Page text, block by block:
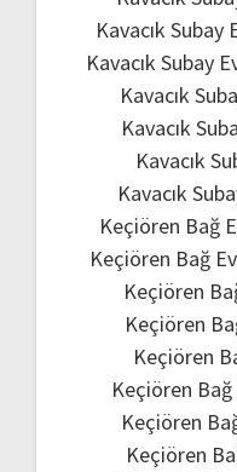
Kavacık Subay
Kavacık Subay
Kavacık
Kavacık
Kavacık
Kavacık
Keçiören Bağ
Keçiören Bağ
Keçiören
Keçiören
Keçiören
Keçiören
Keçiören
Keçiören